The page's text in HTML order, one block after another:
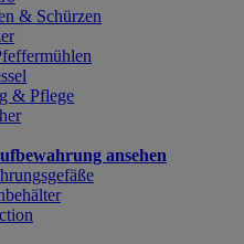
& Schürzen
& Pflege
ansehen